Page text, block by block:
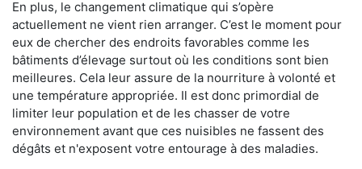
En plus, le changement climatique qui s’opère
actuellement ne vient rien arranger. C’est le moment pour
eux de chercher des endroits favorables comme les
bâtiments d’élevage surtout où les conditions sont bien
meilleures. Cela leur assure de la nourriture à volonté et
une température appropriée. Il est donc primordial de
limiter leur population et de les chasser de votre
environnement avant que ces nuisibles ne fassent des
dégâts et n'exposent votre entourage à des maladies.